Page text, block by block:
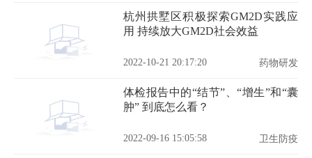
杭州拱墅区积极探索GM2D实践应
用 持续放大GM2D社会效益
2022-10-21 20:17:20 药物研发
体检报告中的“结节”、“增生”和“囊
肿” 到底怎么看？
2022-09-16 15:05:58 卫生防疫